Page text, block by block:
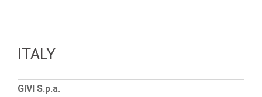
ITALY
GIVI S.p.a.